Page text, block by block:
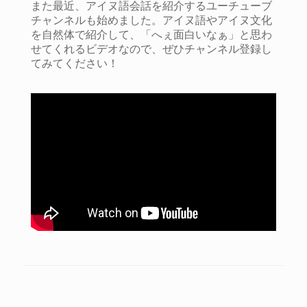
また最近、アイヌ語会話を紹介するユーチューブ
チャンネルも始めました。 アイヌ語やアイヌ文化
を自然体で紹介して、「へぇ面白いなぁ」と思わ
せてくれるビデオなので、ぜひチャンネル登録し
てみてください！